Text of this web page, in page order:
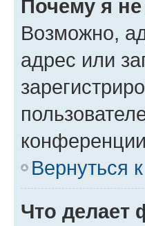
Почему я не
Возможно,
адрес или
Вернуться
Что делает